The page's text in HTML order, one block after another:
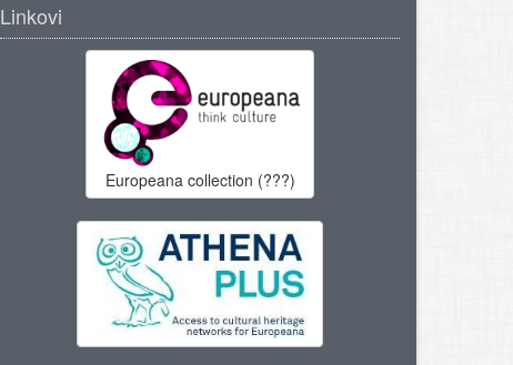
Linkovi
Europeana collection (???)